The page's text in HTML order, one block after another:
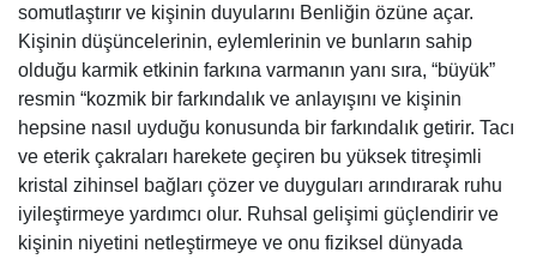
somutlaştırır ve kişinin duyularını Benliğin özüne açar.
Kişinin düşüncelerinin, eylemlerinin ve bunların sahip
olduğu karmik etkinin farkına varmanın yanı sıra, “büyük”
resmin “kozmik bir farkındalık ve anlayışını ve kişinin
hepsine nasıl uyduğu konusunda bir farkındalık getirir. Tacı
ve eterik çakraları harekete geçiren bu yüksek titreşimli
kristal zihinsel bağları çözer ve duyguları arındırarak ruhu
iyileştirmeye yardımcı olur. Ruhsal gelişimi güçlendirir ve
kişinin niyetini netleştirmeye ve onu fiziksel dünyada